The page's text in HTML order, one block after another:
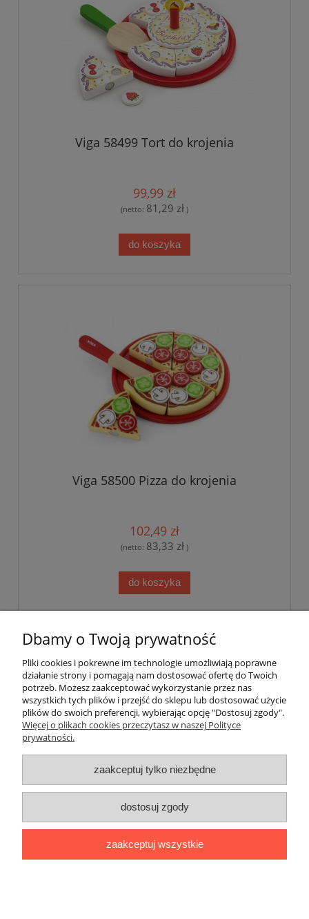
Viga 58499 Tort do krojenia
99,99 zł
(netto: 81,29 zł )
do koszyka
Viga 58500 Pizza do krojenia
102,49 zł
(netto: 83,33 zł )
do koszyka
« 1 ... 8 9 10 11
Pomoc
Dostawa
Gwarancja i zwroty
O firmie
|ul. Sienkiewicza 11 F|59-850 Świeradów
Zdrój|TELEFON:608 087 097|MAIL:
Dbamy o Twoją prywatność
Pliki cookies i pokrewne im technologie umożliwiają poprawne
działanie strony i pomagają nam dostosować ofertę do Twoich
potrzeb. Możesz zaakceptować wykorzystanie przez nas
wszystkich tych plików i przejść do sklepu lub dostosować użycie
plików do swoich preferencji, wybierając opcję "Dostosuj zgody".
Więcej o plikach cookies przeczytasz w naszej Polityce
prywatności.
zaakceptuj tylko niezbędne
dostosuj zgody
zaakceptuj wszystkie